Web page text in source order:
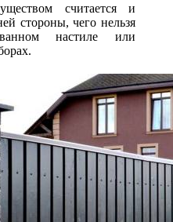
считается и
стороны, чего нельзя
настиле или